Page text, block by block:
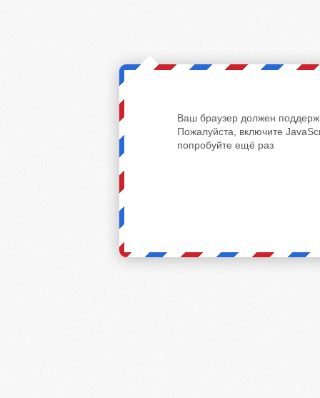
Ваш браузер должен
Пожалуйста, включите
попробуйте ещё раз